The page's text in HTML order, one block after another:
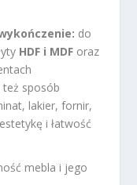
do
HDF i MDF oraz
też sposób
lakier, fornir,
i łatwość
mebla i jego